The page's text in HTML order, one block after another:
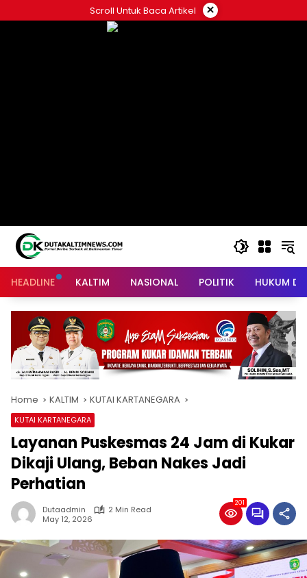
to
Scroll Untuk Baca Artikel ×
HEADLINE KALTIM NASIONAL POLITIK HUKUM
Home KALTIM KUTAI KARTANEGARA
KUTAI KARTANEGARA
Layanan Puskesmas 24 Jam di Kukar
Dikaji Ulang, Beban Nakes Jadi
Perhatian
Dutaadmin
2 Min Read
May 12, 2026
201